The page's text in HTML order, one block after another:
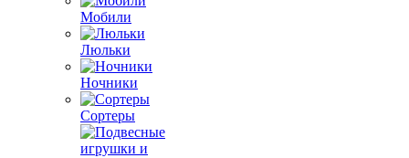
Мобили
Люльки
Ночники
Сортеры